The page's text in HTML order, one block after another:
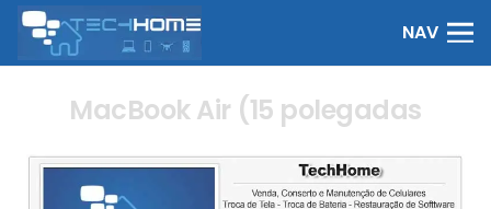
NAV
MacBook Air (15 polegadas